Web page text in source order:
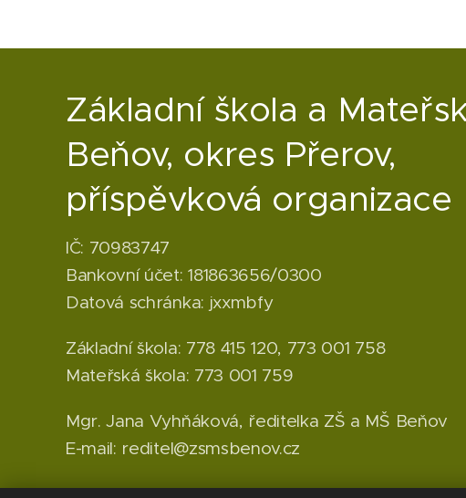
Základní škola a
Beňov, okres Přerov,
příspěvková organizace
IČ: 70983747
Bankovní účet: 181863656/0300
Datová schránka: jxxmbfy
Základní škola: 778 415 120, 773 001 758
Mateřská škola: 773 001 759
Mgr. Jana Vyhňáková, ředitelka ZŠ a MŠ Beňov
E-mail: reditel@zsmsbenov.cz